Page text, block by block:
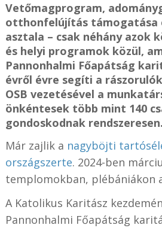
Vetőmagprogram,
otthonfelújítás támogatása
asztala – csak néhány azok
és helyi programok közül,
Pannonhalmi Főapátság
évről évre segíti a
OSB vezetésével a
önkéntesek több mint 140
gondoskodnak rendszeresen.
Már zajlik a nagyböjti
országszerte. 2024-ben
templomokban, plébániákon
A Katolikus Karitász
Pannonhalmi Főapátság